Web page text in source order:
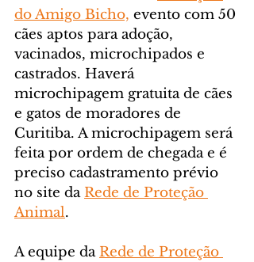
do Amigo Bicho, evento com 50
cães aptos para adoção,
vacinados, microchipados e
castrados. Haverá
microchipagem gratuita de cães
e gatos de moradores de
Curitiba. A microchipagem será
feita por ordem de chegada e é
preciso cadastramento prévio
no site da Rede de Proteção
Animal.
A equipe da Rede de Proteção